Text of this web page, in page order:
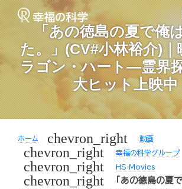
「あの徳島の夏で俺
た。」(CV#小林裕介)｜
ラゴン・ハート―霊界
大ヒット上映中
ホーム chevron_right 動画
chevron_right 幸福の科学グループ
chevron_right HS Movies
chevron_right
「あの徳島の夏で